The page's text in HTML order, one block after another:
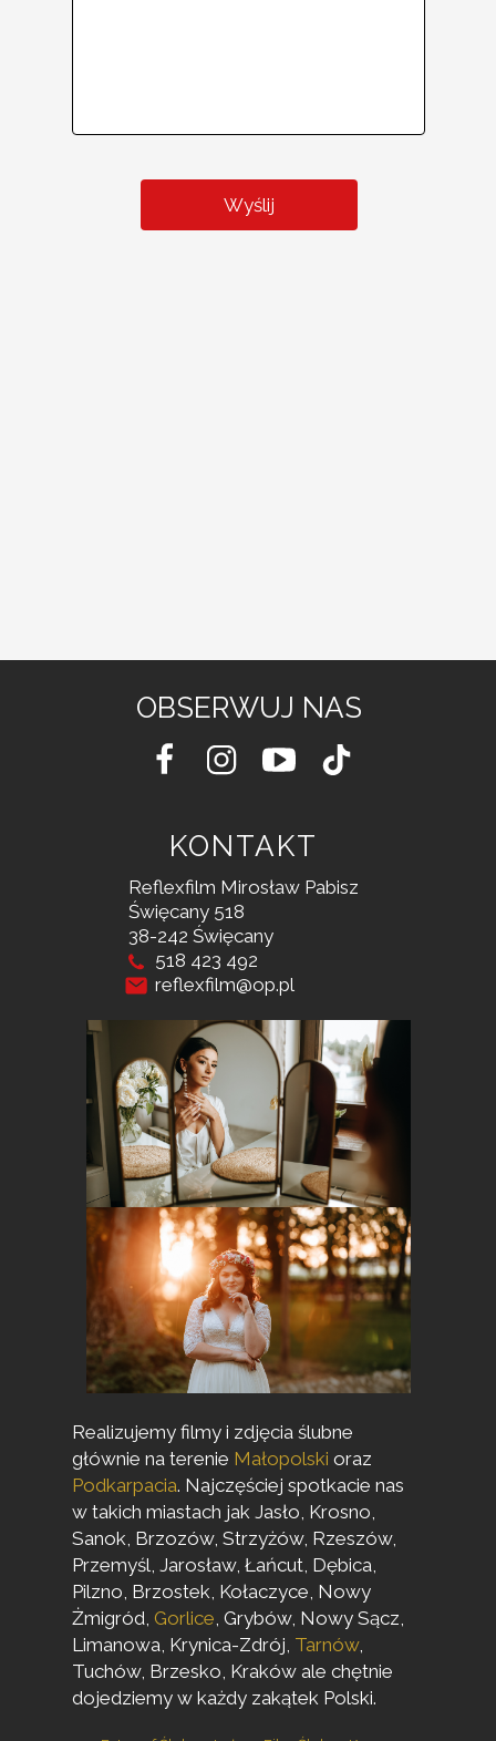
Wyślij
Realizujemy filmy i zdjęcia ślubne
głównie na terenie Małopolski oraz
Podkarpacia. Najczęściej spotkacie nas
w takich miastach jak Jasło, Krosno,
Sanok, Brzozów, Strzyżów, Rzeszów,
Przemyśl, Jarosław, Łańcut, Dębica,
Pilzno, Brzostek, Kołaczyce, Nowy
Żmigród, Gorlice, Grybów, Nowy Sącz,
Limanowa, Krynica-Zdrój, Tarnów,
Tuchów, Brzesko, Kraków ale chętnie
dojedziemy w każdy zakątek Polski.
KONTAKT
OBSERWUJ NAS
Reflexfilm Mirosław Pabisz
Święcany 518
38-242 Święcany
518 423 492
reflexfilm@op.pl